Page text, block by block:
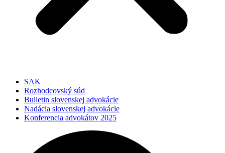
SAK
Rozhodcovský súd
Bulletin slovenskej advokácie
Nadácia slovenskej advokácie
Konferencia advokátov 2025